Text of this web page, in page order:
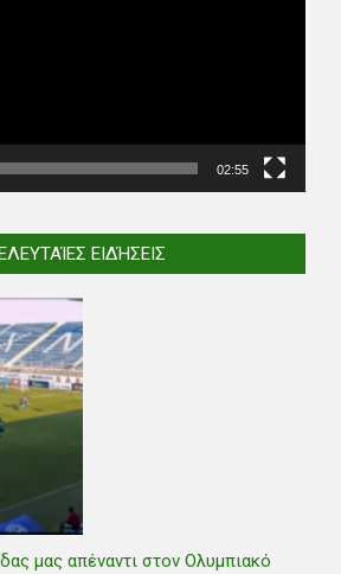
02:55
ΕΙΔΉΣΕΙΣ
μας απέναντι στον Ολυμπιακό